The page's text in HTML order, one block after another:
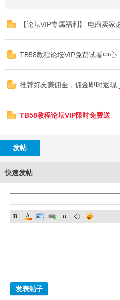
淘
【论坛VIP专属福利】 电商卖家
TB58教程论坛VIP免费试看中心
推荐好友赚佣金，佣金即时返现
TB58教程论坛VIP限时免费送
发帖
快速发帖
发表帖子